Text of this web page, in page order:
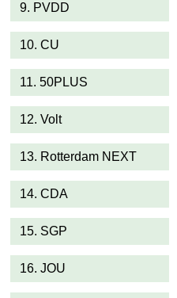
9. PVDD
10. CU
11. 50PLUS
12. Volt
13. Rotterdam NEXT
14. CDA
15. SGP
16. JOU